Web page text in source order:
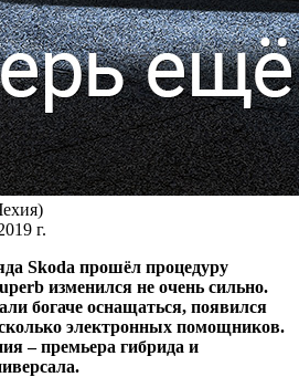
г.
Skoda прошёл процедуру
изменился не очень сильно.
богаче оснащаться, появился
электронных помощников.
– премьера гибрида и